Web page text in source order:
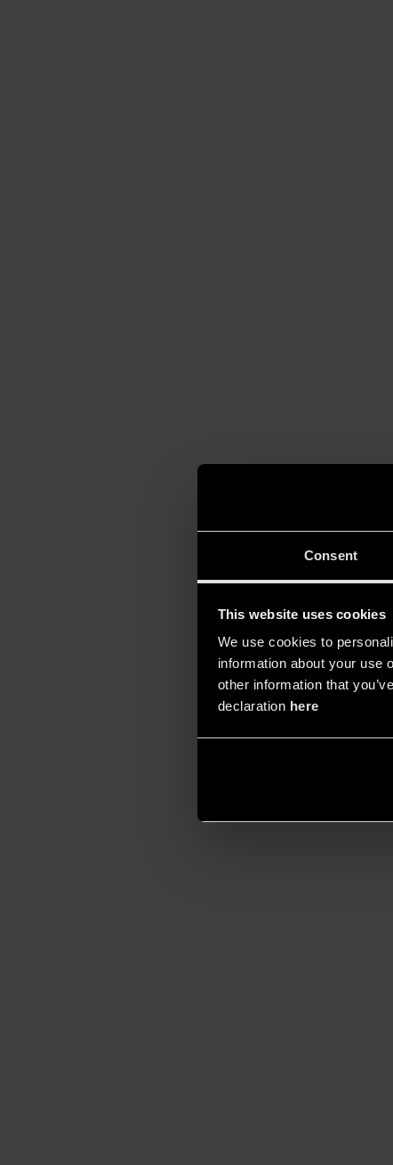
Consent
This website uses cookies
We use cookies to
information about your use
other information that
declaration here